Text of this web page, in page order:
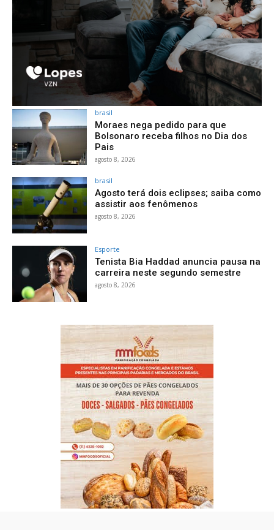
brasil
Moraes nega pedido para que
Bolsonaro receba filhos no Dia dos
Pais
agosto 8, 2026
brasil
Agosto terá dois eclipses; saiba como
assistir aos fenômenos
agosto 8, 2026
Esporte
Tenista Bia Haddad anuncia pausa na
carreira neste segundo semestre
agosto 8, 2026